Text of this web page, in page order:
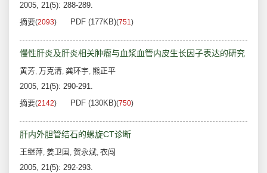
2005, 21(5): 288-289.
摘要(2093) PDF (177KB)(751)
慢性肝炎及肝炎相关肿瘤与血浆血管内皮生长因子表达的研究
黄芳, 万克清, 龚环宇, 熊正平
2005, 21(5): 290-291.
摘要(2142) PDF (130KB)(750)
肝内外胆管结石的螺旋CT诊断
王继萍, 姜卫国 , 贺永斌, 衣闯
2005, 21(5): 292-293.